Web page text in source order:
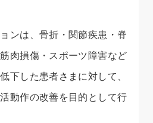
ンは、骨折・関節疾患・脊
肉損傷・スポーツ障害など
下した患者さまに対して、
動作の改善を目的として行